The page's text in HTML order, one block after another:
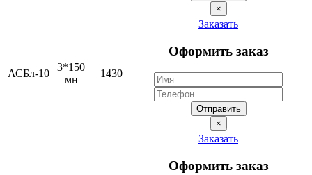
×
АСБл-10
3*150
мн
1430
Заказать
Оформить заказ
Отправить
×
Заказать
Оформить заказ